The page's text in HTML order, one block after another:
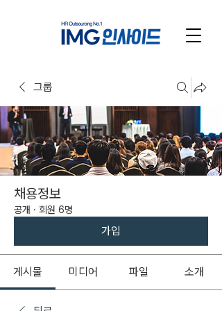
그룹
채용정보
공개 · 회원 6명
가입
게시물 미디어 파일 소개